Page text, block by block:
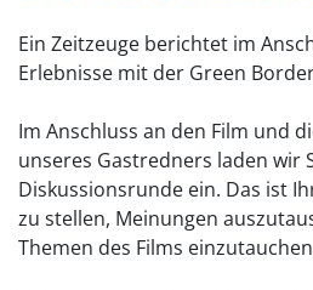
Ein Zeitzeuge berichtet im
Erlebnisse mit der Green
Im Anschluss an den Film und
unseres Gastredners laden wir
Diskussionsrunde ein. Das ist
zu stellen, Meinungen
Themen des Films